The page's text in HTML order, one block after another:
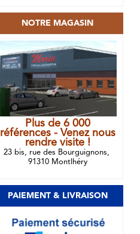
NOTRE MAGASIN
Plus de 6 000
références - Venez nous
rendre visite !
23 bis, rue des Bourguignons,
91310 Montlhéry
PAIEMENT & LIVRAISON